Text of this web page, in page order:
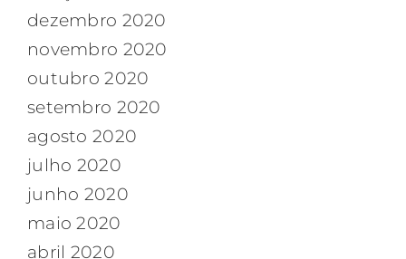
dezembro 2020
novembro 2020
outubro 2020
setembro 2020
agosto 2020
julho 2020
junho 2020
maio 2020
abril 2020